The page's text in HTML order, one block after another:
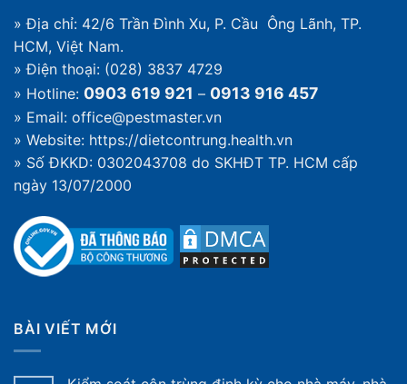
» Địa chỉ: 42/6 Trần Đình Xu, P. Cầu Ông Lãnh, TP.
HCM, Việt Nam.
» Điện thoại: (028) 3837 4729
» Hotline: 0903 619 921 – 0913 916 457
» Email: office@pestmaster.vn
» Website: https://dietcontrung.health.vn
» Số ĐKKD: 0302043708 do SKHĐT TP. HCM cấp
ngày 13/07/2000
BÀI VIẾT MỚI